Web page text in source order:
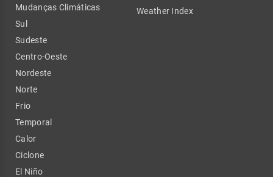
Mudanças Climáticas
Sul
Sudeste
Centro-Oeste
Nordeste
Norte
Frio
Temporal
Calor
Ciclone
El Niño
Weather Index